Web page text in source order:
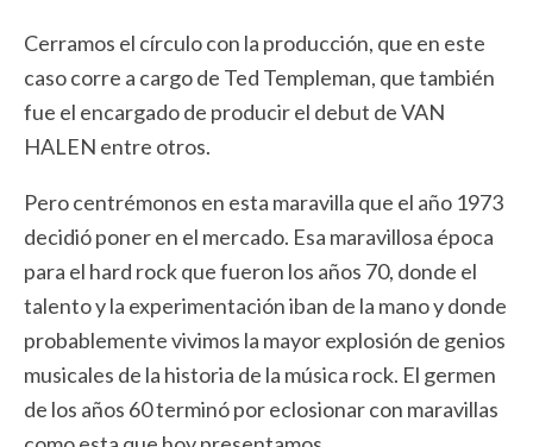
Cerramos el círculo con la producción, que en este
caso corre a cargo de Ted Templeman, que también
fue el encargado de producir el debut de VAN
HALEN entre otros.
Pero centrémonos en esta maravilla que el año 1973
decidió poner en el mercado. Esa maravillosa época
para el hard rock que fueron los años 70, donde el
talento y la experimentación iban de la mano y donde
probablemente vivimos la mayor explosión de genios
musicales de la historia de la música rock. El germen
de los años 60 terminó por eclosionar con maravillas